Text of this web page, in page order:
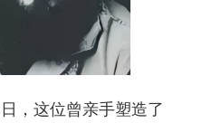
，这位曾亲手塑造了